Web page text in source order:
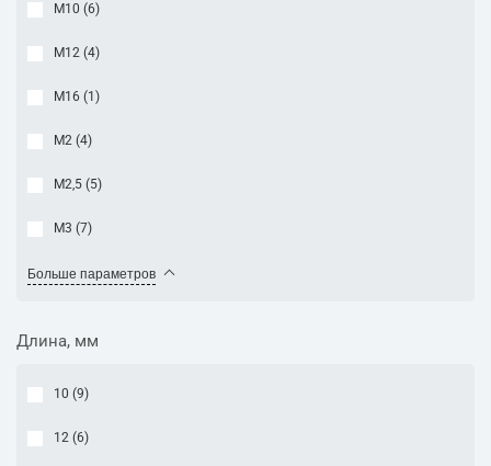
М10 (6)
М12 (4)
М16 (1 )
М2 (4)
М2,5 (5)
М3 (7)
Больше параметров
Длина, мм
10 (9)
12 (6)